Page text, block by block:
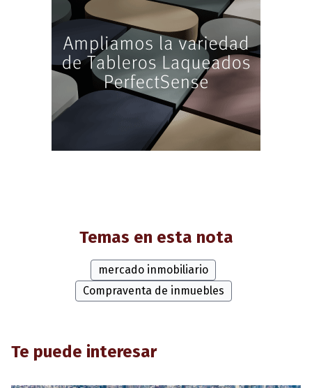
Temas en esta nota
mercado inmobiliario
Compraventa de inmuebles
Te puede interesar